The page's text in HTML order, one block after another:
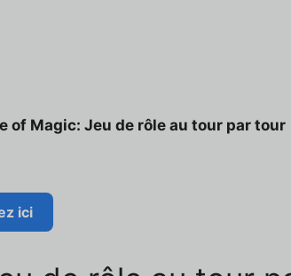
of Magic: Jeu de rôle au tour par tour
ici